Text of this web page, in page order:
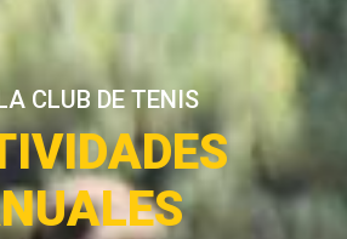
CLUB DE TENIS